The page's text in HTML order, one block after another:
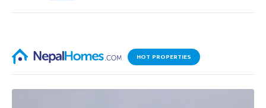
HOT PROPERTIES